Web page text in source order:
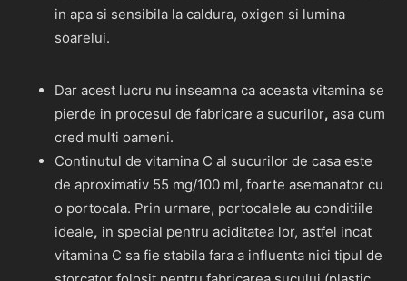
in apa si sensibila la caldura, oxigen si lumina
soarelui.
Dar acest lucru nu inseamna ca aceasta vitamina se
pierde in procesul de fabricare a sucurilor, asa cum
cred multi oameni.
Continutul de vitamina C al sucurilor de casa este
de aproximativ 55 mg/100 ml, foarte asemanator cu
o portocala. Prin urmare, portocalele au conditiile
ideale, in special pentru aciditatea lor, astfel incat
vitamina C sa fie stabila fara a influenta nici tipul de